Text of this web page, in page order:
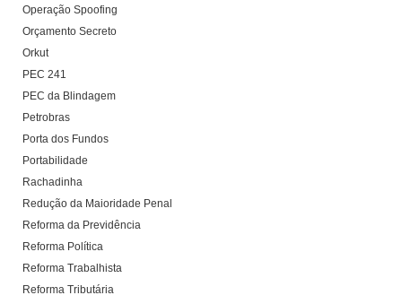
Operação Spoofing
Orçamento Secreto
Orkut
PEC 241
PEC da Blindagem
Petrobras
Porta dos Fundos
Portabilidade
Rachadinha
Redução da Maioridade Penal
Reforma da Previdência
Reforma Política
Reforma Trabalhista
Reforma Tributária